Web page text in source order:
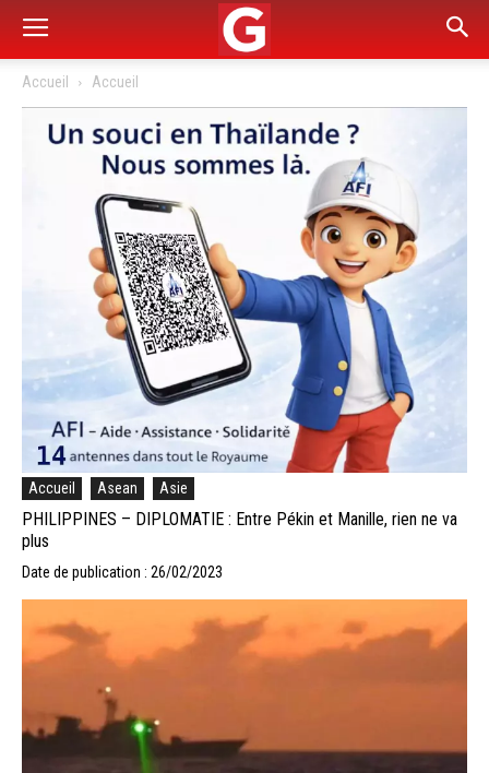
Accueil Accueil
Accueil Asean Asie
PHILIPPINES – DIPLOMATIE : Entre Pékin et Manille, rien ne va
plus
Date de publication : 26/02/2023